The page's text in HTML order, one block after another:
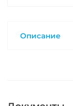
Описание